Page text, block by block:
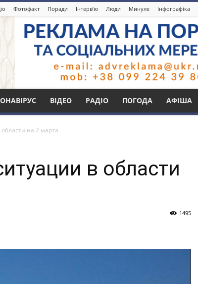
Фотофакт Поради Інтерв’ю Люди Минуле Інфографіка
ВІДЕО РАДІО ПОГОДА АФІША
на 2 марта
в области
1495